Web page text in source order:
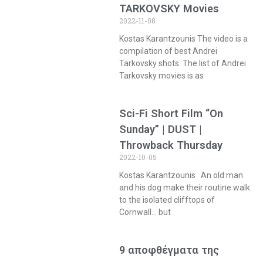
TARKOVSKY Movies
2022-11-08
Kostas Karantzounis The video is a
compilation of best Andrei
Tarkovsky shots. The list of Andrei
Tarkovsky movies is as
Sci-Fi Short Film “On
Sunday” | DUST |
Throwback Thursday
2022-10-05
Kostas Karantzounis An old man
and his dog make their routine walk
to the isolated clifftops of
Cornwall… but
9 αποφθέγματα της